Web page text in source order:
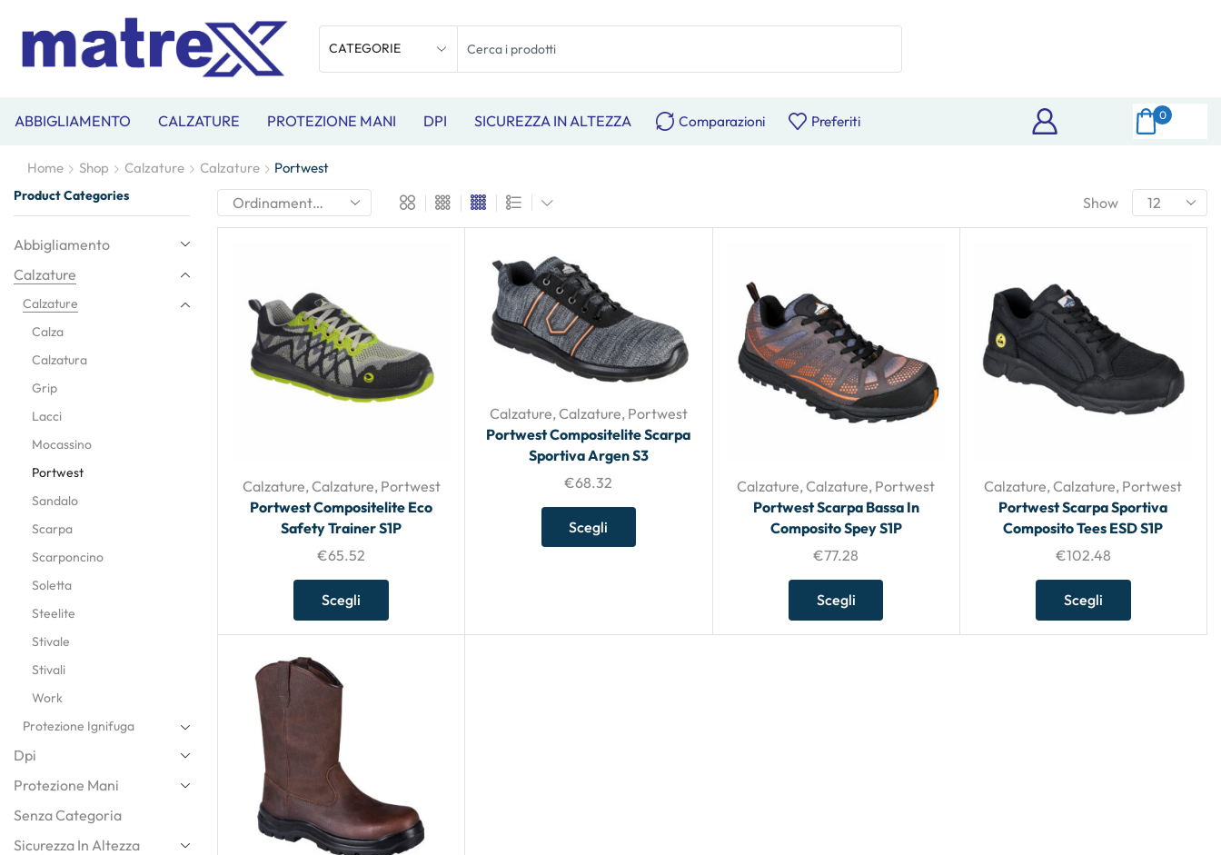
ABBIGLIAMENTO CALZATURE PROTEZIONE MANI DPI SICUREZZA IN ALTEZZA Comparazioni Preferiti 0
Home Shop Calzature Calzature Portwest
Show
Calzature,Calzature, Portwest
Portwest Compositelite Eco
Safety Trainer S1P
€65.52
Scegli
Calzature,Calzature, Portwest
Portwest Compositelite Scarpa
Sportiva Argen S3
€68.32
Scegli
Calzature,Calzature, Portwest
Portwest Scarpa Bassa In
Composito Spey S1P
€77.28
Scegli
Calzature,Calzature, Portwest
Portwest Scarpa Sportiva
Composito Tees ESD S1P
€102.48
Scegli
Product Categories
Abbigliamento
Calzature
Calzature
Calza
Calzatura
Grip
Lacci
Mocassino
Portwest
Sandalo
Scarpa
Scarponcino
Soletta
Steelite
Stivale
Stivali
Work
Protezione Ignifuga
Dpi
Protezione Mani
Senza Categoria
Sicurezza In Altezza